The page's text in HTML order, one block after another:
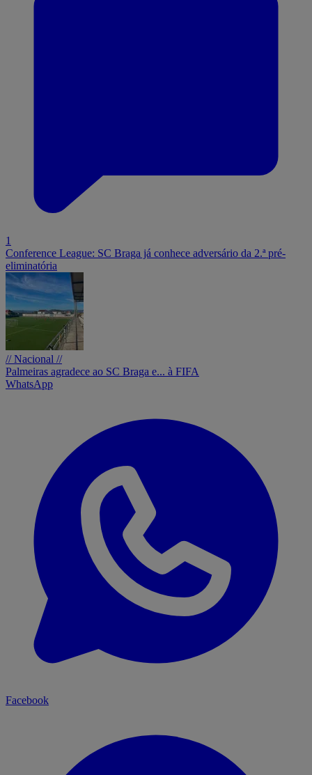
1
Conference League: SC Braga já conhece adversário da 2.ª pré-
eliminatória
// Nacional //
Palmeiras agradece ao SC Braga e... à FIFA
WhatsApp
Facebook